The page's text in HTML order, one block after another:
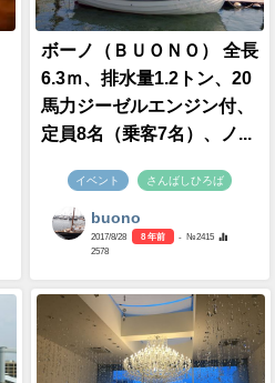
ボーノ（ＢＵＯＮＯ） 全長
6.3ｍ、排水量1.2トン、20
馬力ジーゼルエンジン付、
定員8名（乗客7名）、ノ...
イベント さんばしひろば
buono
2017/8/28 8 年前
- №2415
2578